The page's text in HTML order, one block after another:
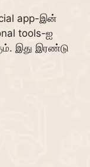
app-இன்
tools-ஐ
இது இரண்டு